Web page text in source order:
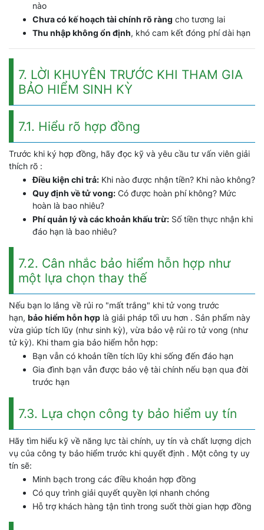
nào
Chưa có kế hoạch tài chính rõ ràng cho tương lai
Thu nhập không ổn định, khó cam kết đóng phí dài hạn
7. LỜI KHUYÊN TRƯỚC KHI THAM GIA
BẢO HIỂM SINH KỲ
7.1. Hiểu rõ hợp đồng
Trước khi ký hợp đồng, hãy đọc kỹ và yêu cầu tư vấn viên giải
thích rõ :
Điều kiện chi trả: Khi nào được nhận tiền? Khi nào không?
Quy định về tử vong: Có được hoàn phí không? Mức
hoàn là bao nhiêu?
Phí quản lý và các khoản khấu trừ: Số tiền thực nhận khi
đáo hạn là bao nhiêu?
7.2. Cân nhắc bảo hiểm hỗn hợp như
một lựa chọn thay thế
Nếu bạn lo lắng về rủi ro "mất trắng" khi tử vong trước
hạn, bảo hiểm hỗn hợp là giải pháp tối ưu hơn . Sản phẩm này
vừa giúp tích lũy (như sinh kỳ), vừa bảo vệ rủi ro tử vong (như
tử kỳ). Khi tham gia bảo hiểm hỗn hợp:
Bạn vẫn có khoản tiền tích lũy khi sống đến đáo hạn
Gia đình bạn vẫn được bảo vệ tài chính nếu bạn qua đời
trước hạn
7.3. Lựa chọn công ty bảo hiểm uy tín
Hãy tìm hiểu kỹ về năng lực tài chính, uy tín và chất lượng dịch
vụ của công ty bảo hiểm trước khi quyết định . Một công ty uy
tín sẽ:
Minh bạch trong các điều khoản hợp đồng
Có quy trình giải quyết quyền lợi nhanh chóng
Hỗ trợ khách hàng tận tình trong suốt thời gian hợp đồng